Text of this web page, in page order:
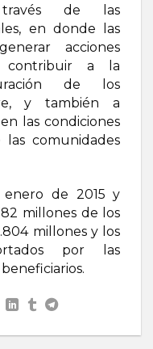
de las
en donde las
acciones
contribuir a la
de los
y también a
las condiciones
comunidades
de 2015 y
millones de los
millones y los
por las